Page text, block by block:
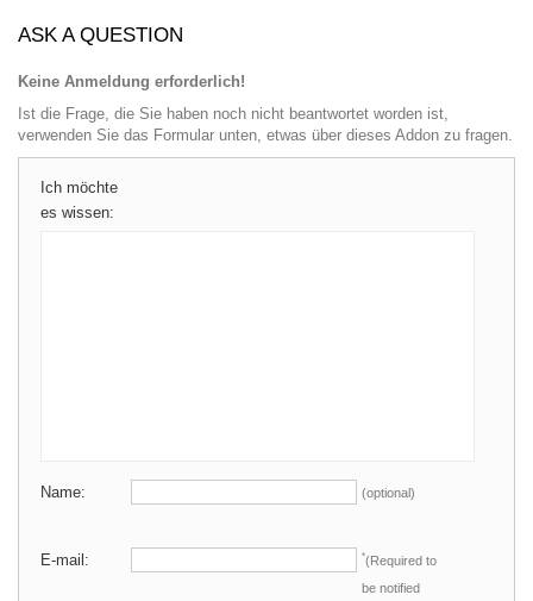
ASK A QUESTION
Keine Anmeldung erforderlich!
Ist die Frage, die Sie haben noch nicht beantwortet worden ist,
verwenden Sie das Formular unten, etwas über dieses Addon zu fragen.
Ich möchte
es wissen:
Name: (optional)
E-mail: *(Required to
be notified